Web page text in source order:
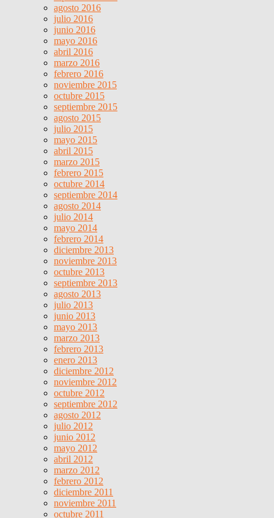
agosto 2016
julio 2016
junio 2016
mayo 2016
abril 2016
marzo 2016
febrero 2016
noviembre 2015
octubre 2015
septiembre 2015
agosto 2015
julio 2015
mayo 2015
abril 2015
marzo 2015
febrero 2015
octubre 2014
septiembre 2014
agosto 2014
julio 2014
mayo 2014
febrero 2014
diciembre 2013
noviembre 2013
octubre 2013
septiembre 2013
agosto 2013
julio 2013
junio 2013
mayo 2013
marzo 2013
febrero 2013
enero 2013
diciembre 2012
noviembre 2012
octubre 2012
septiembre 2012
agosto 2012
julio 2012
junio 2012
mayo 2012
abril 2012
marzo 2012
febrero 2012
diciembre 2011
noviembre 2011
octubre 2011